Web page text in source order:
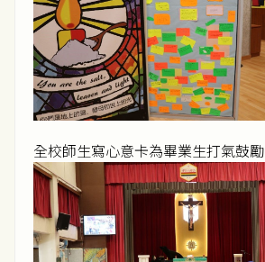
全校師生寫心意卡為畢業生打氣鼓勵